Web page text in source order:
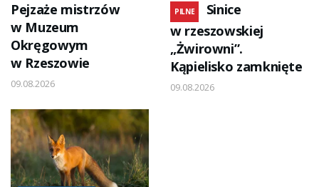
Pejzaże mistrzów
w Muzeum
Okręgowym
w Rzeszowie
09.08.2026
PILNE
Sinice
w rzeszowskiej
„Żwirowni”.
Kąpielisko zamknięte
09.08.2026